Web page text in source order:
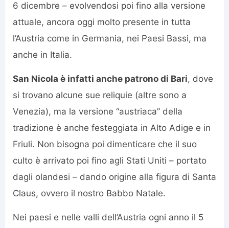
6 dicembre – evolvendosi poi fino alla versione
attuale, ancora oggi molto presente in tutta
l’Austria come in Germania, nei Paesi Bassi, ma
anche in Italia.
San Nicola è infatti anche patrono di Bari, dove
si trovano alcune sue reliquie (altre sono a
Venezia), ma la versione “austriaca” della
tradizione è anche festeggiata in Alto Adige e in
Friuli. Non bisogna poi dimenticare che il suo
culto è arrivato poi fino agli Stati Uniti – portato
dagli olandesi – dando origine alla figura di Santa
Claus, ovvero il nostro Babbo Natale.
Nei paesi e nelle valli dell’Austria ogni anno il 5